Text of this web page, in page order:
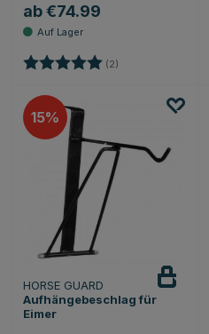
ab €74.99
Bewertung: (2)
15
HORSE GUARD
Aufhängebeschlag für
Eimer